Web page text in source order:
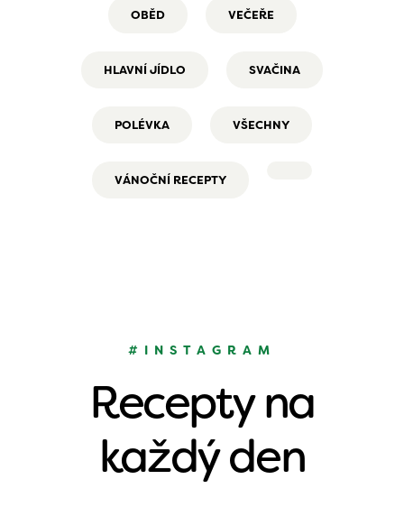
OBĚD VEČEŘE
HLAVNÍ JÍDLO SVAČINA
POLÉVKA VŠECHNY
VÁNOČNÍ RECEPTY
#INSTAGRAM
Recepty na
každý den